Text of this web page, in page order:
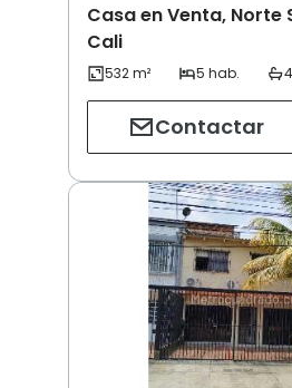
Casa en Venta, Norte
Cali
Contactar